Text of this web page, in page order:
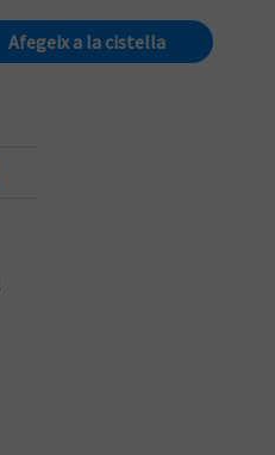
Afegeix a la cistella